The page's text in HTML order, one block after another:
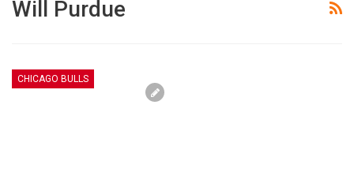
Will Purdue
CHICAGO BULLS